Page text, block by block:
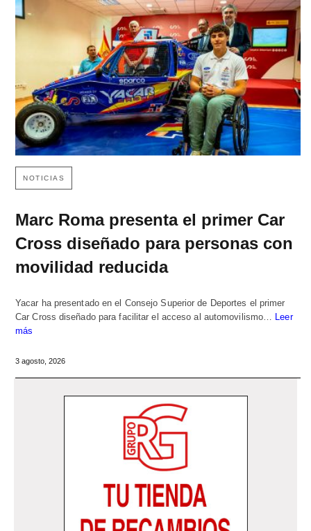
NOTICIAS
Marc Roma presenta el primer Car
Cross diseñado para personas con
movilidad reducida
Yacar ha presentado en el Consejo Superior de Deportes el primer
Car Cross diseñado para facilitar el acceso al automovilismo… Leer
más
3 agosto, 2026